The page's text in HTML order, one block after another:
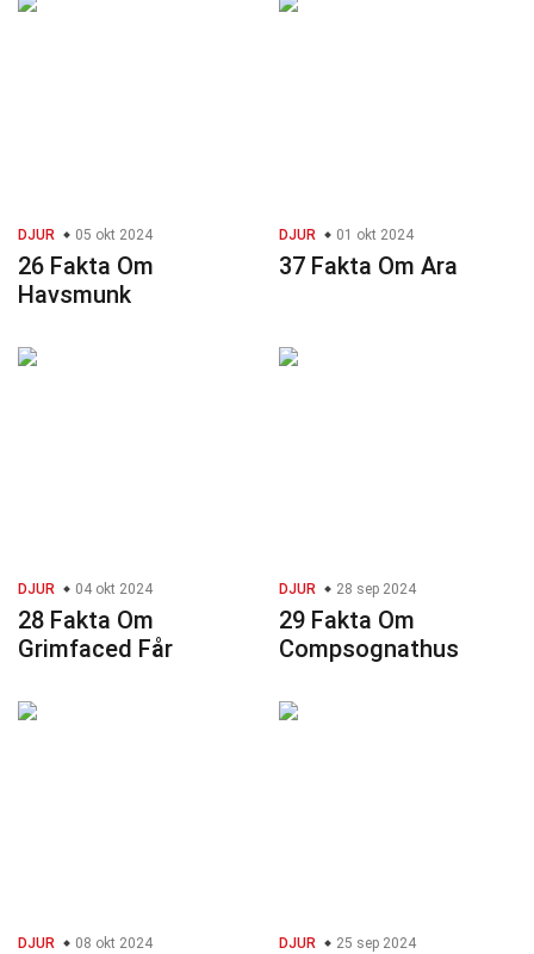
DJUR 05 okt 2024
26 Fakta Om
Havsmunk
DJUR 01 okt 2024
37 Fakta Om Ara
DJUR 04 okt 2024
28 Fakta Om
Grimfaced Får
DJUR 28 sep 2024
29 Fakta Om
Compsognathus
DJUR 08 okt 2024 DJUR 25 sep 2024